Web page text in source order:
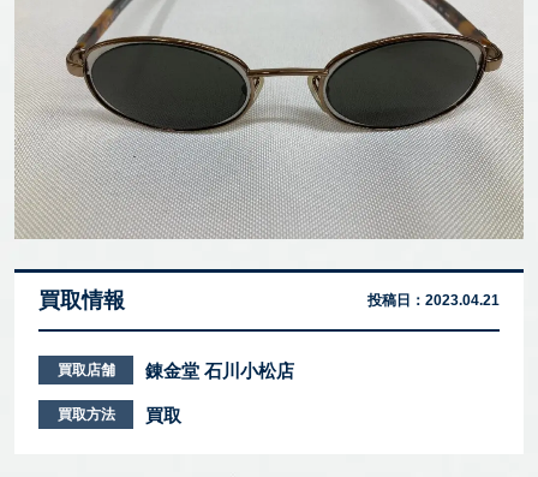
買取情報 投稿日： 2023.04.21
買取店舗 錬金堂 石川小松店
買取方法 買取